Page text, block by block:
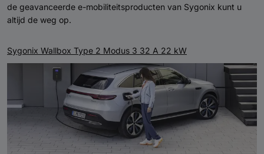
de geavanceerde e-mobiliteitsproducten van Sygonix kunt u
altijd de weg op.
Sygonix Wallbox Type 2 Modus 3 32 A 22 kW